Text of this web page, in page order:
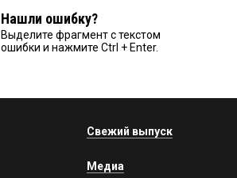
Нашли ошибку?
Выделите фрагмент с текстом
ошибки и нажмите Ctrl + Enter.
Свежий выпуск
Медиа